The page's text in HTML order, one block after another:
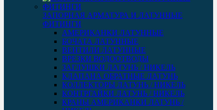
ЗАПОРНАЯ АРМАТУРА И ЛАТУННЫЕ
ФИТИНГИ
АМЕРИКАНКИ ЛАТУННЫЕ
БОЧАТА ЛАТУННЫЕ
ВЕНТИЛИ ЛАТУННЫЕ
ВРЕЗКИ ВОДООТВОДЫ
ЗАГЛУШКИ ЛАТУНЬ / НИКЕЛЬ
КЛАПАНА ОБРАТНЫЕ ЛАТУНЬ
КОЛЛЕКТОРЫ ЛАТУНЬ / НИКЕЛЬ
КОНТРГАЙКИ ЛАТУНЬ / НИКЕЛЬ
КРАНЫ АМЕРИКАНКИ ЛАТУНЬ /